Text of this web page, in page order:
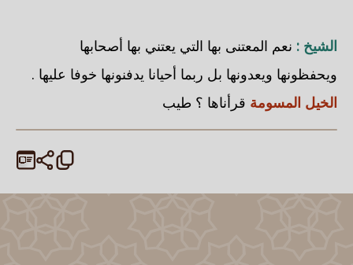
الشيخ : نعم المعتنى بها التي يعتني بها أصحابها
ويحفظونها ويعدونها بل ربما أحيانا يدفنونها خوفا عليها .
الخيل المسومة قرأناها ؟ طيب